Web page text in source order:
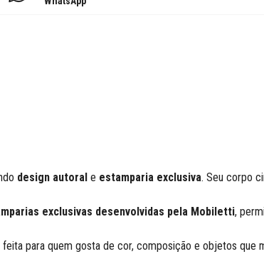
design autoral e estamparia exclusiva. Seu corpo
exclusivas desenvolvidas pela Mobiletti,
para quem gosta de cor, composição e objetos que